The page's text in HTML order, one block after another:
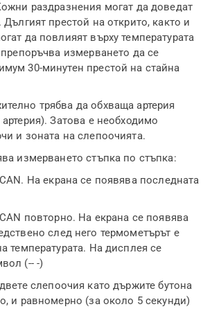
раздразнения могат да доведат
престой на открито, както и
да повлияят върху температурата
измерването да се
30-минутен престой на стайна
трябва да обхваща артерия
Затова е необходимо
и зоната на слепоочията.
измерването стъпка по стъпка:
. На екрана се появява последната
повторно. На екрана се появява
след него термометърът е
температурата. На дисплея се
(-- -)
слепоочия като държите бутона
и равномерно (за около 5 секунди)